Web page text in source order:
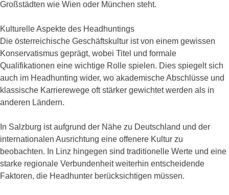
Großstädten wie Wien oder München steht.
Kulturelle Aspekte des Headhuntings
Die österreichische Geschäftskultur ist von einem gewissen
Konservatismus geprägt, wobei Titel und formale
Qualifikationen eine wichtige Rolle spielen. Dies spiegelt sich
auch im Headhunting wider, wo akademische Abschlüsse und
klassische Karrierewege oft stärker gewichtet werden als in
anderen Ländern.
In Salzburg ist aufgrund der Nähe zu Deutschland und der
internationalen Ausrichtung eine offenere Kultur zu
beobachten. In Linz hingegen sind traditionelle Werte und eine
starke regionale Verbundenheit weiterhin entscheidende
Faktoren, die Headhunter berücksichtigen müssen.